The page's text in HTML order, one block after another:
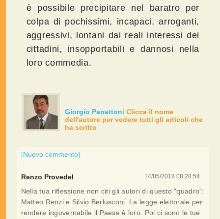
è possibile precipitare nel baratro per
colpa di pochissimi, incapaci, arroganti,
aggressivi, lontani dai reali interessi dei
cittadini, insopportabili e dannosi nella
loro commedia.
Giorgio Panattoni Clicca il nome
dell'autore per vedere tutti gli articoli che
ha scritto
[Nuovo commento]
14/05/2018 08:28:54
Renzo Provedel
Nella tua riflessione non citi gli autori di questo "quadro":
Matteo Renzi e Silvio Berlusconi. La legge elettorale per
rendere ingovernabile il Paese è loro. Poi ci sono le tue